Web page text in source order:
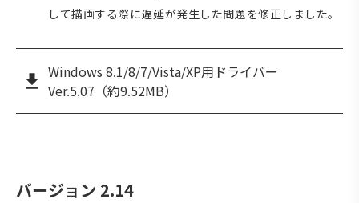
して描画する際に遅延が発生した問題を修正しました。
Windows 8.1/8/7/Vista/XP用ドライバー
Ver.5.07（約9.52MB）
バージョン 2.14